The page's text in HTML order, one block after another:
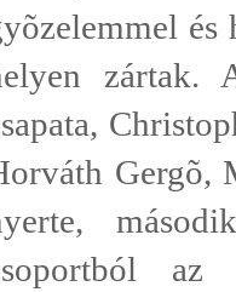
és
zártak.
Gergõ,
az